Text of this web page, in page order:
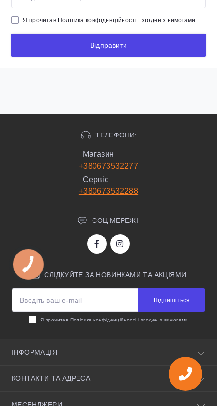
Я прочитав Політика конфіденційності і згоден з вимогами
Відправити
ТЕЛЕФОНИ:
Магазин
+380673532277
Сервіс
+380673532288
СОЦ МЕРЕЖІ:
СЛІДКУЙТЕ ЗА НОВИНКАМИ ТА АКЦІЯМИ:
Підпишіться
Я прочитав Політика конфіденційності і згоден з вимогами
ІНФОРМАЦІЯ
Корисні поради
КОНТАКТИ ТА АДРЕСА